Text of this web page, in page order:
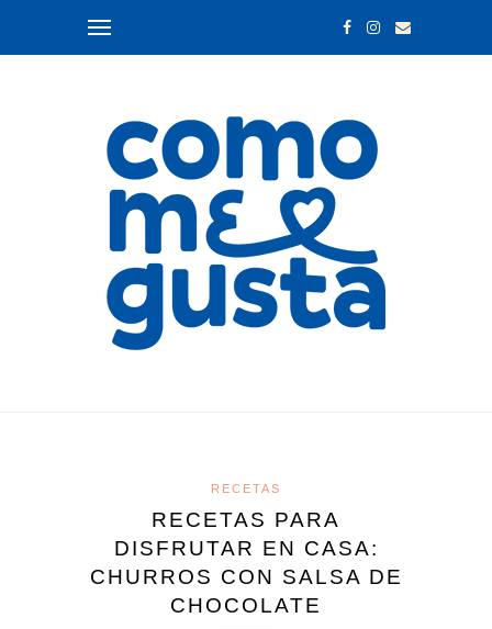
RECETAS
RECETAS PARA
DISFRUTAR EN CASA:
CHURROS CON SALSA DE
CHOCOLATE